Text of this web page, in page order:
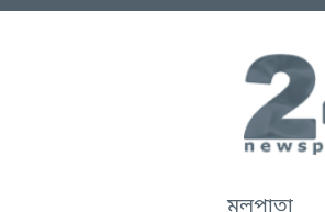
মূলপাতা